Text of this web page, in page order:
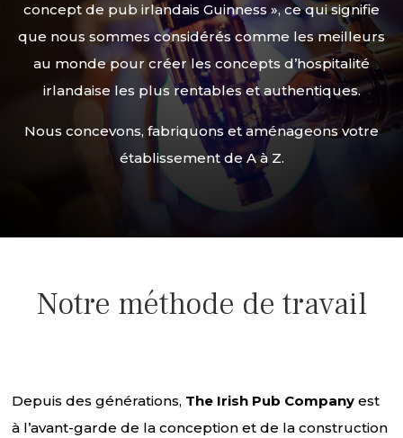
concept de pub irlandais Guinness », ce qui signifie
que nous sommes considérés comme les meilleurs
au monde pour créer les concepts d’hospitalité
irlandaise les plus rentables et authentiques.
Nous concevons, fabriquons et aménageons votre
établissement de A à Z.
Notre méthode de travail
Depuis des générations, The Irish Pub Company est
à l’avant-garde de la conception et de la construction